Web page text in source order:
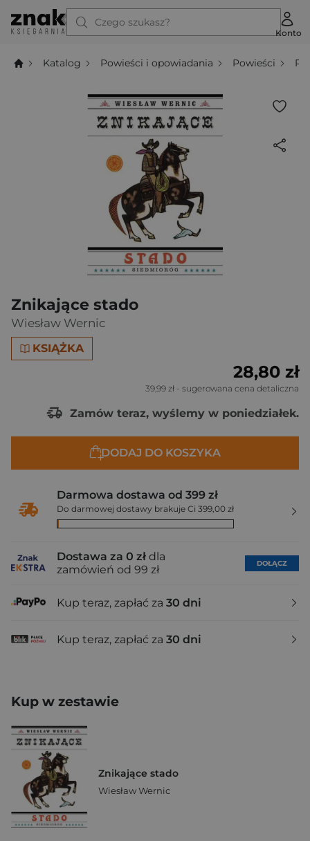
Czego szukasz?
Konto
Katalog Powieści i opowiadania Powieści
Znikające stado
Wiesław Wernic
KSIĄŻKA
28,80 zł
39,99 zł - sugerowana cena detaliczna
Zamów teraz, wyślemy w poniedziałek.
DODAJ DO KOSZYKA
Darmowa dostawa od 399 zł
Do darmowej dostawy brakuje Ci 399,00 zł
Dostawa za 0 zł dla
zamówień od 99 zł
DOŁĄCZ
Kup teraz, zapłać za 30 dni
Kup teraz, zapłać za 30 dni
Kup w zestawie
Znikające stado
Wiesław Wernic